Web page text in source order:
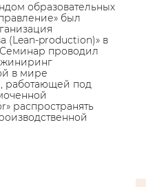
образовательных
был
(Lean-production)» в
проводил
в мире
работающей под
распространять